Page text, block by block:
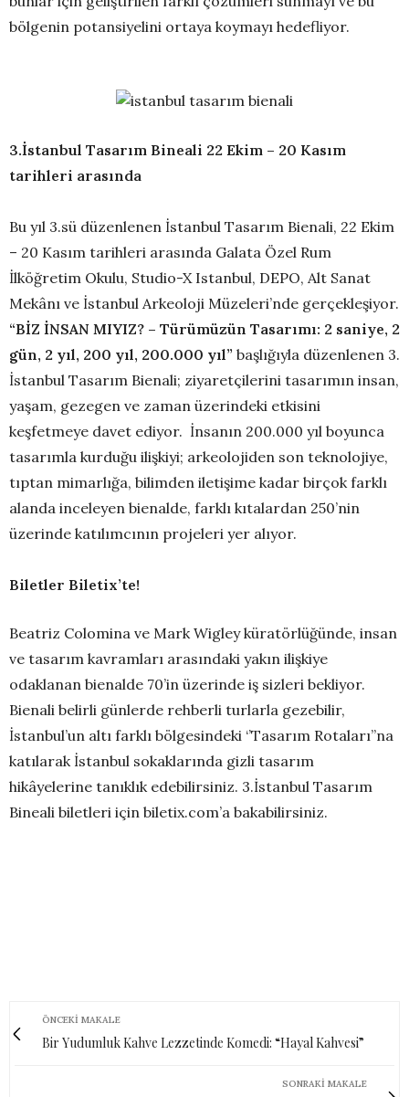
bölgenin potansiyelini ortaya koymayı hedefliyor.
3.İstanbul Tasarım Bineali 22 Ekim – 20 Kasım
tarihleri arasında
Bu yıl 3.sü düzenlenen İstanbul Tasarım Bienali, 22 Ekim
– 20 Kasım tarihleri arasında Galata Özel Rum
İlköğretim Okulu, Studio-X Istanbul, DEPO, Alt Sanat
Mekânı ve İstanbul Arkeoloji Müzeleri’nde gerçekleşiyor.
“BİZ İNSAN MIYIZ? – Türümüzün Tasarımı: 2 saniye, 2
gün, 2 yıl, 200 yıl, 200.000 yıl” başlığıyla düzenlenen 3.
İstanbul Tasarım Bienali; ziyaretçilerini tasarımın insan,
yaşam, gezegen ve zaman üzerindeki etkisini
keşfetmeye davet ediyor. İnsanın 200.000 yıl boyunca
tasarımla kurduğu ilişkiyi; arkeolojiden son teknolojiye,
tıptan mimarlığa, bilimden iletişime kadar birçok farklı
alanda inceleyen bienalde, farklı kıtalardan 250’nin
üzerinde katılımcının projeleri yer alıyor.
Biletler Biletix’te!
Beatriz Colomina ve Mark Wigley küratörlüğünde, insan
ve tasarım kavramları arasındaki yakın ilişkiye
odaklanan bienalde 70’in üzerinde iş sizleri bekliyor.
Bienali belirli günlerde rehberli turlarla gezebilir,
İstanbul’un altı farklı bölgesindeki ‘’Tasarım Rotaları’’na
katılarak İstanbul sokaklarında gizli tasarım
hikâyelerine tanıklık edebilirsiniz. 3.İstanbul Tasarım
Bineali biletleri için biletix.com’a bakabilirsiniz.
ÖNCEKI MAKALE
Bir Yudumluk Kahve Lezzetinde Komedi: “Hayal Kahvesi”
SONRAKI MAKALE